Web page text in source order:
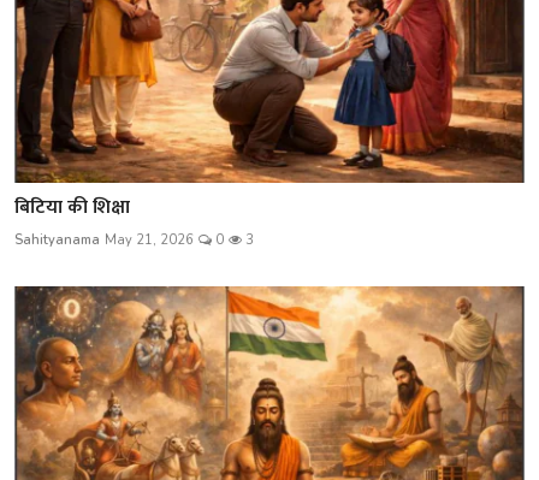
बिटिया की शिक्षा
Sahityanama May 21, 2026 0 3